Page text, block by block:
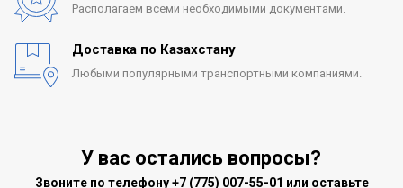
Располагаем всеми необходимыми документами.
Доставка по Казахстану
Любыми популярными транспортными компаниями.
У вас остались вопросы?
Звоните по телефону+7 (775) 007-55-01 или оставьте